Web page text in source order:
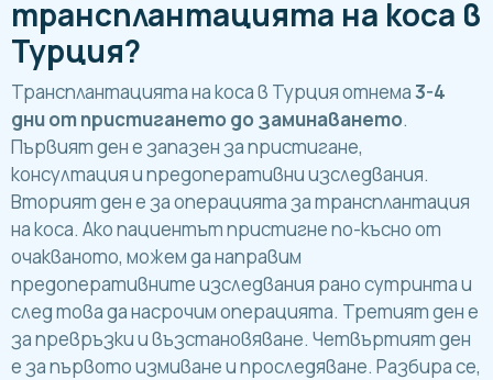
трансплантацията на коса в
Турция?
Трансплантацията на коса в Турция отнема3-4
дни от пристигането до заминаването.
Първият ден е запазен за пристигане,
консултация и предоперативни изследвания.
Вторият ден е за операцията за трансплантация
на коса. Ако пациентът пристигне по-късно от
очакваното, можем да направим
предоперативните изследвания рано сутринта и
след това да насрочим операцията. Третият ден е
за превръзки и възстановяване. Четвъртият ден
е за първото измиване и проследяване. Разбира се,